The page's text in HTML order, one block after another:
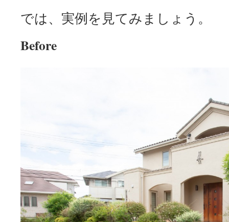
では、実例を見てみましょう。
Before